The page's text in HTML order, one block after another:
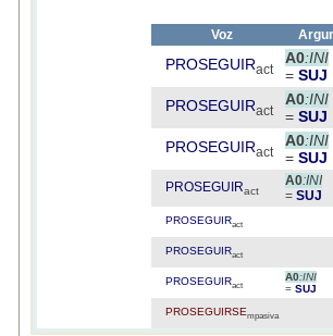
Voz
PROSEGUIRact
A0:INI
= SUJ
PROSEGUIRact
A0:INI
= SUJ
PROSEGUIRact
A0:INI
= SUJ
PROSEGUIRact
A0:INI
= SUJ
PROSEGUIRact
PROSEGUIRact
PROSEGUIRact
A0:INI
= SUJ
PROSEGUIRSEmpasiva